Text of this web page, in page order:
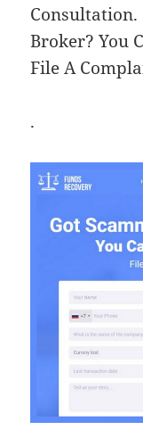
Consultation.
Broker? You
File A
.